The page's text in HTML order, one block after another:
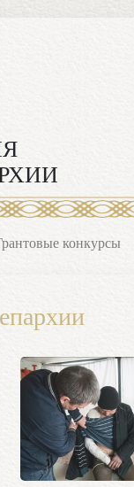
конкурсы